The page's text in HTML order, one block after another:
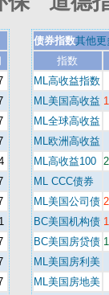
债券指数其他
指数
ML高收益指数
ML美国高收益
ML全球高收益
ML欧洲高收益
ML高收益100
ML CCC债券
ML美国公司债
BC美国机构债
BC美国房贷债
ML美国房利美
ML美国房地美